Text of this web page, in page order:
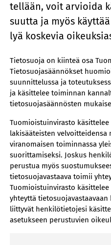
Asiointi puhelimitse
Asianhallinta
Yhteydenotot ja asiointi
Tuomioistuinviraston
Mediatuomaritoiminta
Sidosryhmäyhteistyö ja
Tuomioistuimet.fi -
Sosiaalinen media
Koulutustoiminta
Perintä ja maksuvalvonta
Matkustaminen
Turvallisuusselvitys
Johtokunnan
tel­lään, voit ar­vioi­da
suut­ta ja myös
lyä kos­ke­via
Tietosuoja on kiinteä osa
Tietosuojasäännökset
suunnittelussa ja
ja käsittelee toiminnan
tietosuojasäännösten
Tuomioistuinvirasto
lakisääteisten velvoitteidensa
viranomaisen toiminnassa
suorittamiseksi. Joskus
perustua myös
tietosuojavastaava toimii
Tuomioistuinvirasto
yhteyttä
liittyvät henkilötietojesi
asetukseen perustuvien